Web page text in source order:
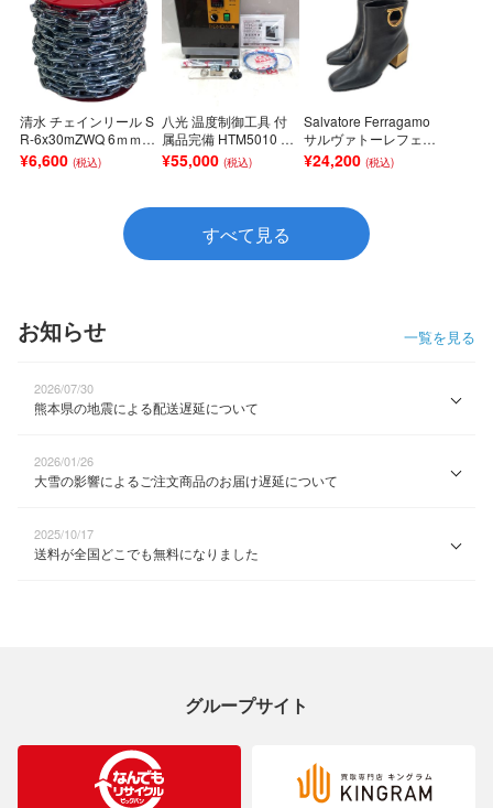
清水 チェインリール S
R-6x30mZWQ 6ｍｍ*3
0M Sランク
¥6,600
八光 温度制御工具 付
属品完備 HTM5010 S
ランク
¥55,000
Salvatore Ferragamo
サルヴァトーレフェラ
ガモ ALBIANO ガンチ
ーニ スクエアトゥ シ
サイズ表記7 日本サイ
ズ24.5 Bランク
¥24,200
すべて見る
お知らせ 一覧を見る
2026/07/30
熊本県の地震による配送遅延について
2026/01/26
大雪の影響によるご注文商品のお届け遅延について
2025/10/17
送料が全国どこでも無料になりました
グループサイト